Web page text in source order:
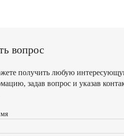
вопрос
получить любую
задав вопрос и указав